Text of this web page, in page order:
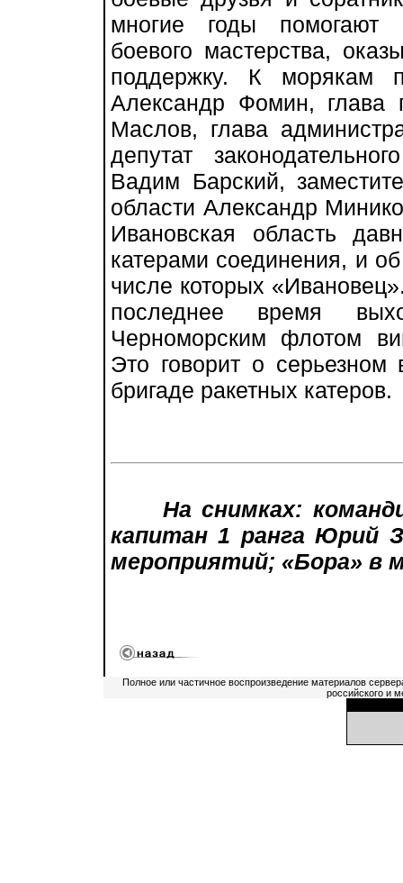
многие годы помогают
боевого мастерства,
поддержку. К морякам
Александр Фомин, глава
Маслов, глава
депутат
Вадим Барский,
области Александр
Ивановская область
катерами соединения, и
числе которых
последнее время
Черноморским флотом
Это говорит о
бригаде ракетных катеров.
На снимках:
капитан 1 ранга Юрий
мероприятий; «Бора» в
Полное или частичное воспроизведение материалов
российского и